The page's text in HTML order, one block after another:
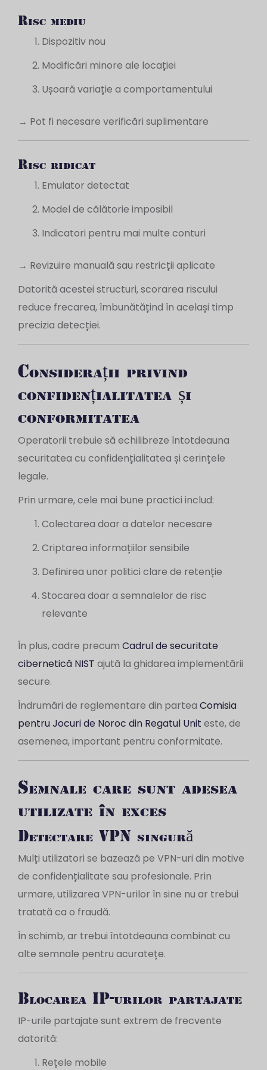
Risc mediu
Dispozitiv nou
Modificări minore ale locației
Ușoară variație a comportamentului
→ Pot fi necesare verificări suplimentare
Risc ridicat
Emulator detectat
Model de călătorie imposibil
Indicatori pentru mai multe conturi
→ Revizuire manuală sau restricții aplicate
Datorită acestei structuri, scorarea riscului
reduce frecarea, îmbunătățind în același timp
precizia detecției.
Considerații privind
confidențialitatea și
conformitatea
Operatorii trebuie să echilibreze întotdeauna
securitatea cu confidențialitatea și cerințele
legale.
Prin urmare, cele mai bune practici includ:
Colectarea doar a datelor necesare
Criptarea informațiilor sensibile
Definirea unor politici clare de retenție
Stocarea doar a semnalelor de risc
relevante
În plus, cadre precum Cadrul de securitate
cibernetică NIST ajută la ghidarea implementării
secure.
Îndrumări de reglementare din partea Comisia
pentru Jocuri de Noroc din Regatul Unit este, de
asemenea, important pentru conformitate.
Semnale care sunt adesea
utilizate în exces
Detectare VPN singură
Mulți utilizatori se bazează pe VPN-uri din motive
de confidențialitate sau profesionale. Prin
urmare, utilizarea VPN-urilor în sine nu ar trebui
tratată ca o fraudă.
În schimb, ar trebui întotdeauna combinat cu
alte semnale pentru acuratețe.
Blocarea IP-urilor partajate
IP-urile partajate sunt extrem de frecvente
datorită:
Rețele mobile